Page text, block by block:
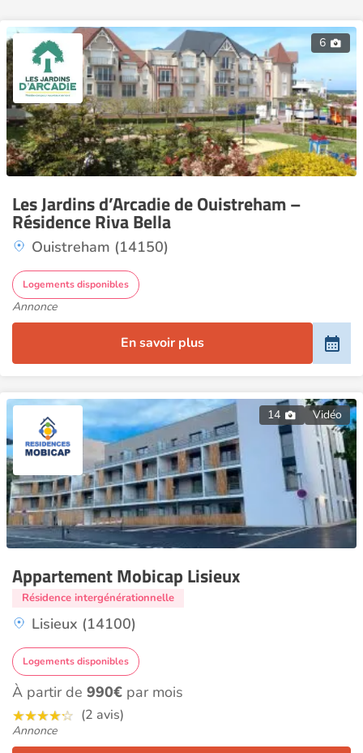
6
Les Jardins d’Arcadie de Ouistreham –
Résidence Riva Bella
Ouistreham (14150)
Logements disponibles
Annonce
En savoir plus
14 Vidéo
Appartement Mobicap Lisieux
Résidence intergénérationnelle
Lisieux (14100)
Logements disponibles
À partir de 990€ par mois
(2 avis)
Annonce